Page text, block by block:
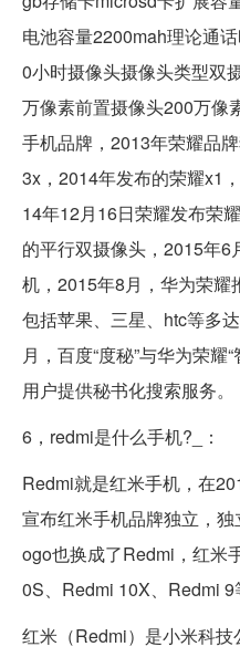
电池容量2200mah理论通
0小时摄像头摄像头类型双
万像素前置摄像头200万像
手机品牌，2013年荣耀品
3x，2014年发布的荣耀x1
14年12月16日荣耀发布荣
的平行双摄像头，2015年
机，2015年8月，华为荣耀
包括苹果、三星、htc等多
月，百度“度秘”与华为荣耀
用户提供秘书化搜索服务。
6，redmi是什么手机?_：
Redmi就是红米手机，在
宣布红米手机品牌独立，
ogo也换成了Redmi，红米
0S、Redmi 10X、Redmi 9
红米（Redmi）是小米科